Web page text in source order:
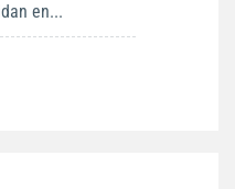
en...